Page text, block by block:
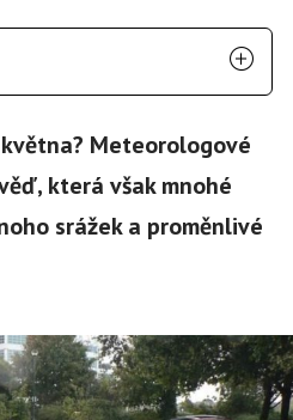
Meteorologové
která však mnohé
srážek a proměnlivé